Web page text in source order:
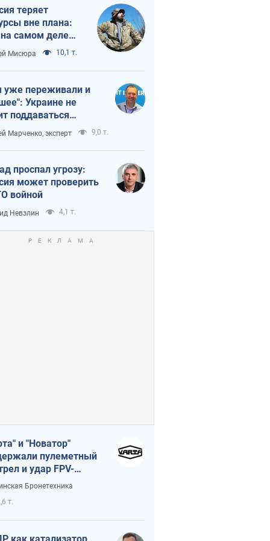
теряет
вне плана:
на самом деле
темп войны
Мисюра 10,1 т.
переживали и
Украине не
поддаваться
из-за
террора
Марченко, эксперт 9,0 т.
проспал угрозу:
может проверить
войной
Невзлин 4,1 т.
и "Новатор"
пулеметный
и удар FPV-
сохранив жизнь
Бронетехника
т.